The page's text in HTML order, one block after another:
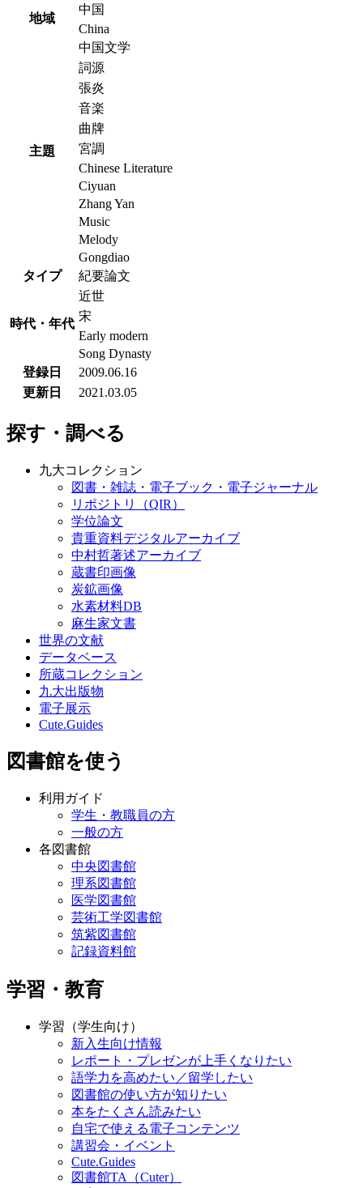
地域
中国
China
主題
中国文学
詞源
張炎
音楽
曲牌
宮調
Chinese Literature
Ciyuan
Zhang Yan
Music
Melody
Gongdiao
タイプ
紀要論文
時代・年代
近世
宋
Early modern
Song Dynasty
登録日
2009.06.16
更新日
2021.03.05
探す・調べる
九大コレクション
図書・雑誌・電子ブック・電子ジャーナル
リポジトリ（QIR）
学位論文
貴重資料デジタルアーカイブ
中村哲著述アーカイブ
蔵書印画像
炭鉱画像
水素材料DB
麻生家文書
世界の文献
データベース
所蔵コレクション
九大出版物
電子展示
Cute.Guides
図書館を使う
利用ガイド
学生・教職員の方
一般の方
各図書館
中央図書館
理系図書館
医学図書館
芸術工学図書館
筑紫図書館
記録資料館
学習・教育
学習（学生向け）
新入生向け情報
レポート・プレゼンが上手くなりたい
語学力を高めたい／留学したい
図書館の使い方が知りたい
本をたくさん読みたい
自宅で使える電子コンテンツ
講習会・イベント
Cute.Guides
図書館TA（Cuter）